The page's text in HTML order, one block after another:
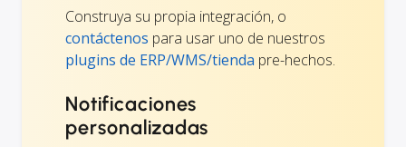
Construya su propia integración, o
contáctenos para usar uno de nuestros
plugins de ERP/WMS/tienda pre-hechos.
Notificaciones
personalizadas